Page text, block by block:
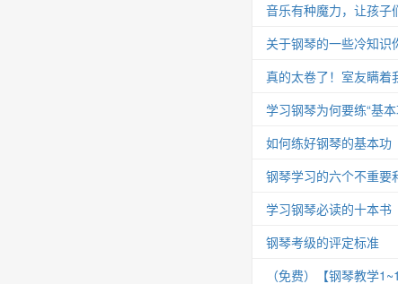
音乐有种魔力，让孩子
关于钢琴的一些冷知识
真的太卷了！室友瞒着
学习钢琴为何要练“基本
如何练好钢琴的基本功
钢琴学习的六个不重要
学习钢琴必读的十本书
钢琴考级的评定标准
（免费）【钢琴教学